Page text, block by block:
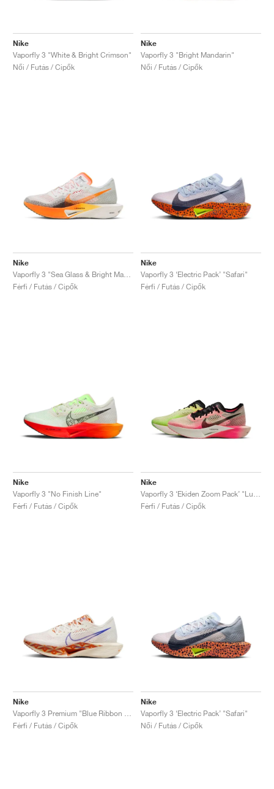
Nike
Vaporfly 3 "White & Bright Crimson"
Női / Futás / Cipők
Nike
Vaporfly 3 "Bright Mandarin"
Női / Futás / Cipők
Nike
Férfi / Futás / Cipők
Nike
Vaporfly 3 ‘Electric Pack’ "Safari"
Férfi / Futás / Cipők
Nike
Vaporfly 3 "No Finish Line"
Férfi / Futás / Cipők
Nike
Férfi / Futás / Cipők
Nike
Férfi / Futás / Cipők
Nike
Vaporfly 3 ‘Electric Pack’ "Safari"
Női / Futás / Cipők